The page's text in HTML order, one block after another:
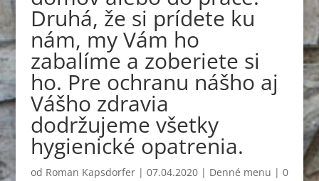
Druhá, že si prídete ku
nám, my Vám ho
zabalíme a zoberiete si
ho. Pre ochranu nášho aj
Vášho zdravia
dodržujeme všetky
hygienické opatrenia.
od Roman Kapsdorfer| 07.04.2020| Denné menu | 0